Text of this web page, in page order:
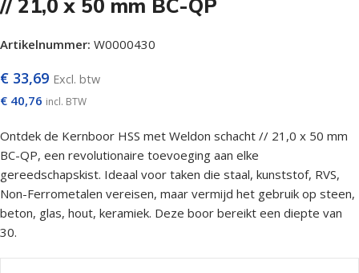
// 21,0 x 50 mm BC-QP
Artikelnummer: W0000430
€ 33,69 Excl. btw
€ 40,76 incl. BTW
Ontdek de Kernboor HSS met Weldon schacht // 21,0 x 50 mm
BC-QP, een revolutionaire toevoeging aan elke
gereedschapskist. Ideaal voor taken die staal, kunststof, RVS,
Non-Ferrometalen vereisen, maar vermijd het gebruik op steen,
beton, glas, hout, keramiek. Deze boor bereikt een diepte van
30.